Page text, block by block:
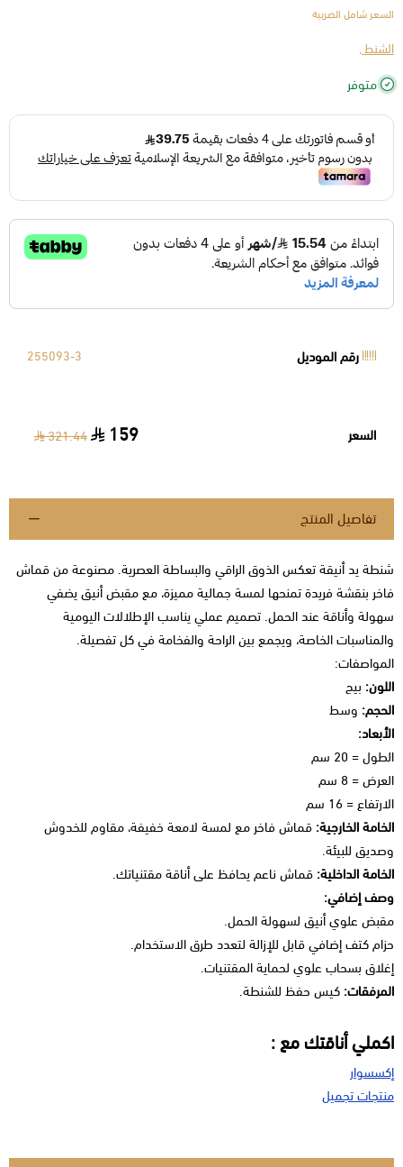
السعر شامل الضريبة
الشنط ,
متوفر
رقم الموديل 255093-3
السعر 159
321.44
تفاصيل المنتج
شنطة يد أنيقة تعكس الذوق الراقي والبساطة العصرية. مصنوعة من قماش
فاخر بنقشة فريدة تمنحها لمسة جمالية مميزة، مع مقبض أنيق يضفي
سهولة وأناقة عند الحمل. تصميم عملي يناسب الإطلالات اليومية
والمناسبات الخاصة، ويجمع بين الراحة والفخامة في كل تفصيلة.
المواصفات:
اللون: بيج
الحجم: وسط
الأبعاد:
الطول = 20 سم
العرض = 8 سم
الارتفاع = 16 سم
الخامة الخارجية: قماش فاخر مع لمسة لامعة خفيفة، مقاوم للخدوش
وصديق للبيئة.
الخامة الداخلية: قماش ناعم يحافظ على أناقة مقتنياتك.
وصف إضافي:
مقبض علوي أنيق لسهولة الحمل.
حزام كتف إضافي قابل للإزالة لتعدد طرق الاستخدام.
إغلاق بسحاب علوي لحماية المقتنيات.
المرفقات: كيس حفظ للشنطة.
اكملي أناقتك مع :
إكسسوار
منتجات تجميل